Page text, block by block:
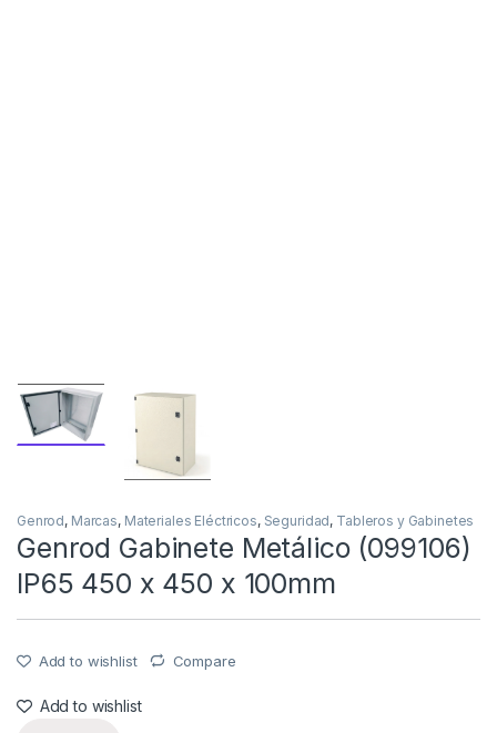
Genrod, Marcas, Materiales Eléctricos, Seguridad, Tableros y Gabinetes
Genrod Gabinete Metálico (099106)
IP65 450 x 450 x 100mm
Add to wishlist Compare
Add to wishlist